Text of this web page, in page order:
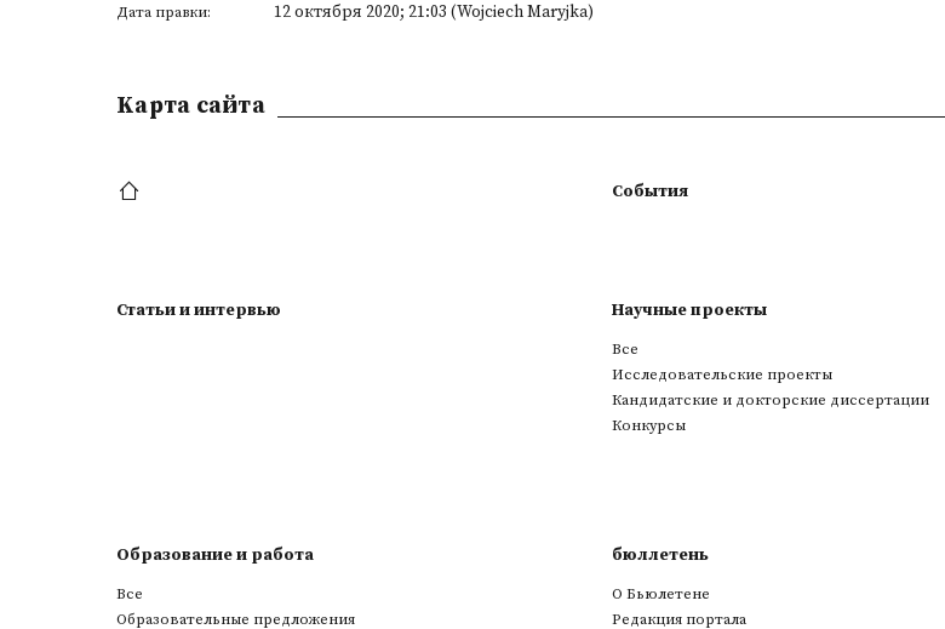
Дата правки: 12 октября 2020; 21:03 (Wojciech Maryjka)
Kарта сайта
События
Статьи и интервью Научные проекты
Все
Исследовательские проекты
Кандидатские и докторские диссертации
Конкурсы
Образование и работа
Все
Образовательные предложения
бюллетень
О Бьюлетене
Редакция портала